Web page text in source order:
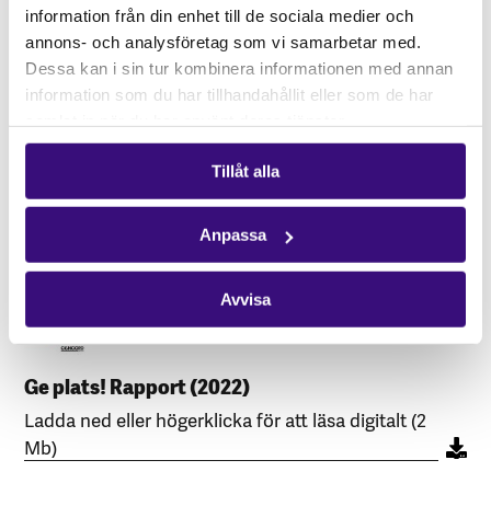
information från din enhet till de sociala medier och
annons- och analysföretag som vi samarbetar med.
Dessa kan i sin tur kombinera informationen med annan
information som du har tillhandahållit eller som de har
Tillåt alla
Anpassa
Avvisa
Tag plats! Rapport (2021)
Ladda ned eller högerklicka för att läsa digitalt (2
Mb)
Ge plats! Rapport (2022)
Ladda ned eller högerklicka för att läsa digitalt (2
Mb)